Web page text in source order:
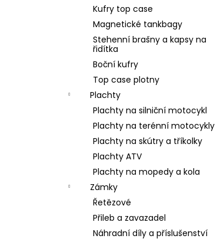
Kufry top case
Magnetické tankbagy
Stehenní brašny a kapsy na
řidítka
Boční kufry
Top case plotny
Plachty
Plachty na silniční motocykl
Plachty na terénní motocykly
Plachty na skútry a tříkolky
Plachty ATV
Plachty na mopedy a kola
Zámky
Řetězové
Přileb a zavazadel
Náhradní díly a příslušenství